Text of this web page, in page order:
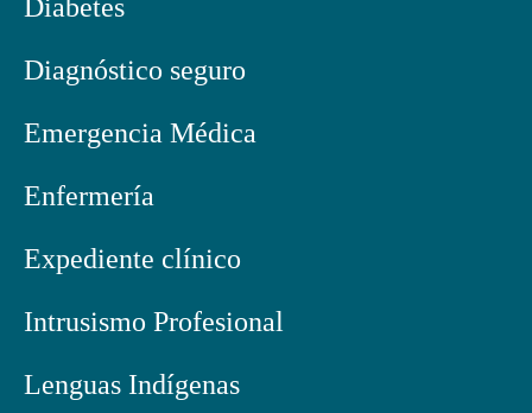
Diabetes
Diagnóstico seguro
Emergencia Médica
Enfermería
Expediente clínico
Intrusismo Profesional
Lenguas Indígenas